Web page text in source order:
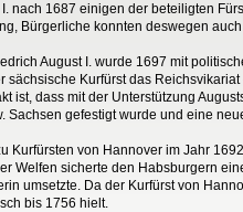
nach 1687 einigen der beteiligten
Bürgerliche konnten deswegen
August I. wurde 1697 mit
sächsische Kurfürst das
ist, dass mit der Unterstützung
Sachsen gefestigt wurde und eine
Kurfürsten von Hannover im Jahr
Welfen sicherte den Habsburgern
umsetzte. Da der Kurfürst von
bis 1756 hielt.